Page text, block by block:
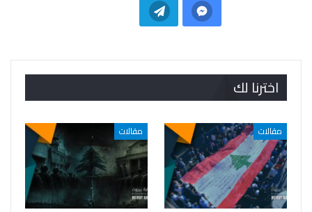
اخترنا لك
مقالات مقالات